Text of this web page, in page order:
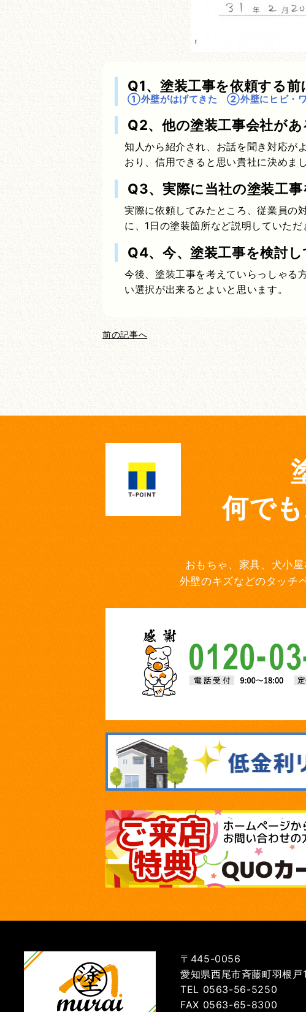
Q1、塗装工事を依頼する
①外壁がはげてきた ②外壁にヒビ・
Q2、他の塗装工事会社が
知人から紹介され、お話を聞き対応が
おり、信用できると思い貴社に決めまし
Q3、実際に当社の塗装工
実際に依頼してみたところ、従業員の
に、1日の塗装箇所など説明していただ
Q4、今、塗装工事を検討
今後、塗装工事を考えていらっしゃる
い選択が出来るとよいと思います。
前の記事へ
何で
おもちゃ、家具、犬小
外壁のキズなどのタッチ
〒445-0056
愛知県西尾市斉藤町羽根戸
TEL 0563-56-5250
FAX 0563-65-8300